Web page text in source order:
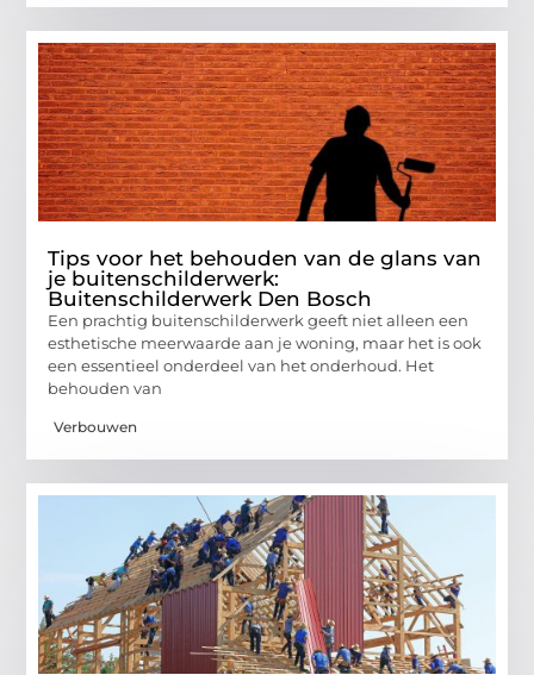
Tips voor het behouden van de glans van
je buitenschilderwerk:
Buitenschilderwerk Den Bosch
Een prachtig buitenschilderwerk geeft niet alleen een
esthetische meerwaarde aan je woning, maar het is ook
een essentieel onderdeel van het onderhoud. Het
behouden van
Verbouwen